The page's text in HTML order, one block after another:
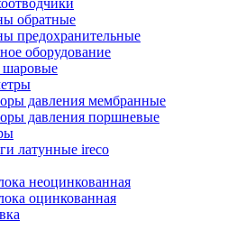
обратные
предохранительные
оборудование
давления мембранные
давления поршневые
латунные ireco
неоцинкованная
оцинкованная